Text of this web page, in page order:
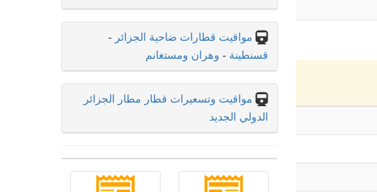
مواقيت قطارات ضاحية الجزائر -
قسنطينة - وهران ومستغانم
مواقيت وتسعيرات قطار مطار الجزائر
الدولي الجديد